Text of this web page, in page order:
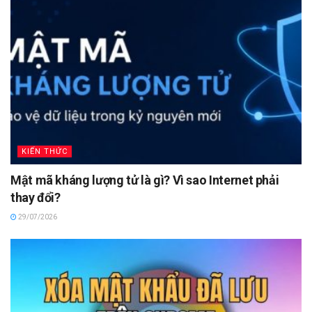
KIẾN THỨC
Mật mã kháng lượng tử là gì? Vì sao Internet phải
thay đổi?
29/07/2026